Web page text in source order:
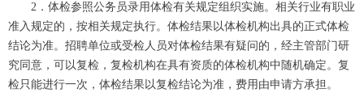
2．体检参照公务员录用体检有关规定组织实施。相关行业有职业
准入规定的，按相关规定执行。体检结果以体检机构出具的正式体检
结论为准。招聘单位或受检人员对体检结果有疑问的，经主管部门研
究同意，可以复检，复检机构在具有资质的体检机构中随机确定。复
检只能进行一次，体检结果以复检结论为准，费用由申请方承担。